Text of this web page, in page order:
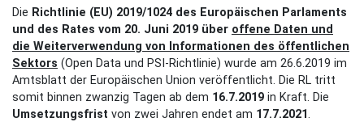
Die Richtlinie (EU) 2019/1024 des Europäischen Parlaments
und des Rates vom 20. Juni 2019 über offene Daten und
die Weiterverwendung von Informationen des öffentlichen
Sektors (Open Data und PSI-Richtlinie) wurde am 26.6.2019 im
Amtsblatt der Europäischen Union veröffentlicht. Die RL tritt
somit binnen zwanzig Tagen ab dem 16.7.2019 in Kraft. Die
Umsetzungsfrist von zwei Jahren endet am 17.7.2021.